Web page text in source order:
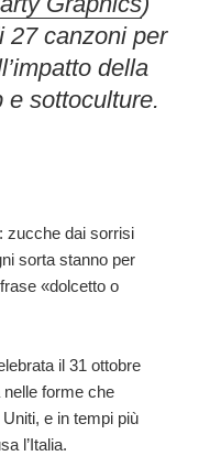
27 canzoni per
della
e sottoculture.
zucche dai sorrisi
sorta stanno per
«dolcetto o
il 31 ottobre
forme che
e in tempi più
l’Italia.